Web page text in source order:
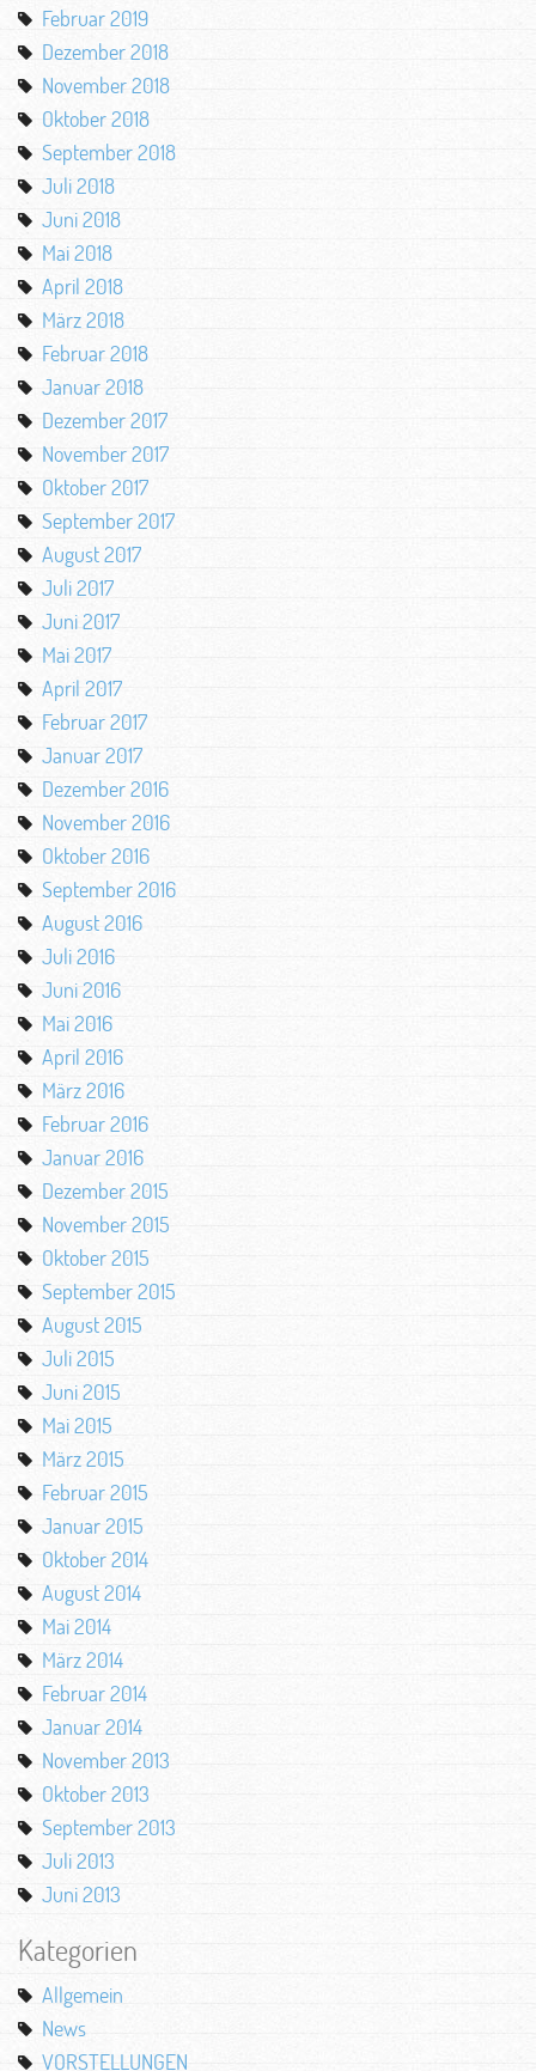
Februar 2019
Dezember 2018
November 2018
Oktober 2018
September 2018
Juli 2018
Juni 2018
Mai 2018
April 2018
März 2018
Februar 2018
Januar 2018
Dezember 2017
November 2017
Oktober 2017
September 2017
August 2017
Juli 2017
Juni 2017
Mai 2017
April 2017
Februar 2017
Januar 2017
Dezember 2016
November 2016
Oktober 2016
September 2016
August 2016
Juli 2016
Juni 2016
Mai 2016
April 2016
März 2016
Februar 2016
Januar 2016
Dezember 2015
November 2015
Oktober 2015
September 2015
August 2015
Juli 2015
Juni 2015
Mai 2015
März 2015
Februar 2015
Januar 2015
Oktober 2014
August 2014
Mai 2014
März 2014
Februar 2014
Januar 2014
November 2013
Oktober 2013
September 2013
Juli 2013
Juni 2013
Kategorien
Allgemein
News
VORSTELLUNGEN